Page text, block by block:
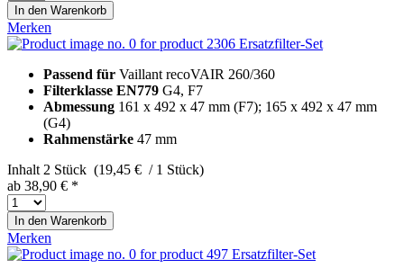
In den Warenkorb
Merken
Ersatzfilter-Set
Passend für Vaillant recoVAIR 260/360
Filterklasse EN779 G4, F7
Abmessung 161 x 492 x 47 mm (F7); 165 x 492 x 47 mm
(G4)
Rahmenstärke 47 mm
Inhalt 2 Stück (19,45 € / 1 Stück)
ab 38,90 € *
In den Warenkorb
Merken
Ersatzfilter-Set